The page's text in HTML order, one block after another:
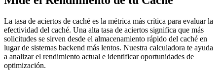
La tasa de aciertos de caché es la métrica más crítica para evaluar la
efectividad del caché. Una alta tasa de aciertos significa que más
solicitudes se sirven desde el almacenamiento rápido del caché en
lugar de sistemas backend más lentos. Nuestra calculadora te ayuda
a analizar el rendimiento actual e identificar oportunidades de
optimización.